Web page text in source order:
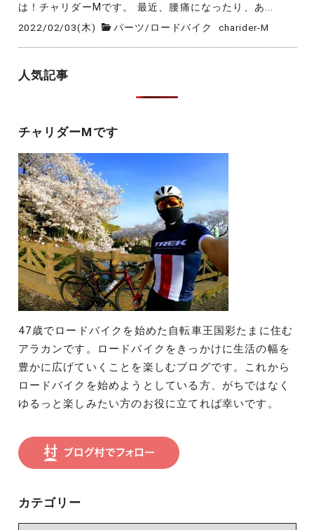
は！チャリダーMです。 最近、腰痛になったり、あ...
2022/02/03(木) パーツ/ ロードバイク charider-M
人気記事
チャリダーMです
47歳でロードバイクを始めた自転車王国彩たまに住む
アラカンです。ロードバイクをきっかけに生活の幅を
豊かに広げていくことを楽しむブログです。これから
ロードバイクを始めようとしている方、がちではなく
ゆるっと楽しみたい方のお役に立てれば幸いです。
カテゴリー